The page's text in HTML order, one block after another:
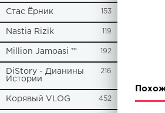
Стас Ёрник 153
Nastia Rizik 119
Million Jamoasi ™ 192
DiStory - Дианины
Истории
216
Корявый VLOG 452